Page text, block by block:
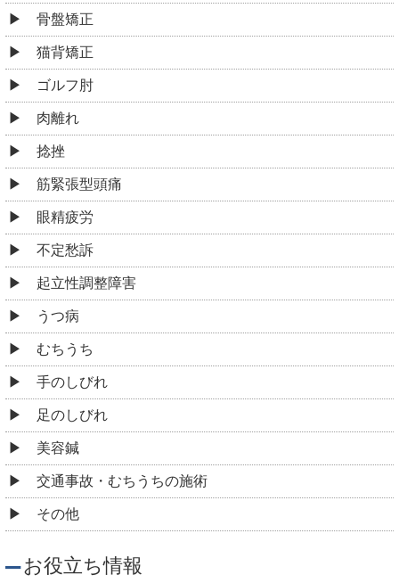
骨盤矯正
猫背矯正
ゴルフ肘
肉離れ
捻挫
筋緊張型頭痛
眼精疲労
不定愁訴
起立性調整障害
うつ病
むちうち
手のしびれ
足のしびれ
美容鍼
交通事故・むちうちの施術
その他
お役立ち情報